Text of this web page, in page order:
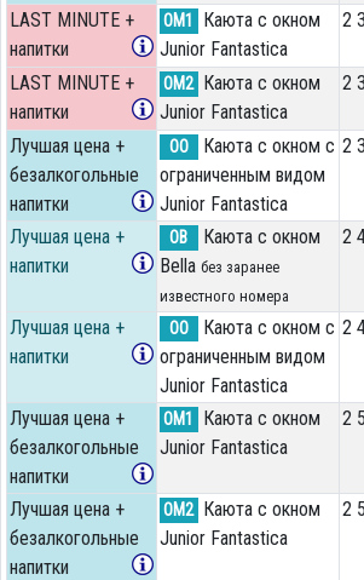
LAST MINUTE +
напитки
OM1
Каюта с окном
Junior Fantastica
2
LAST MINUTE +
напитки
OM2 Каюта с окном
Junior Fantastica
2
Лучшая цена +
безалкогольные
напитки
OO
Каюта с окном с
ограниченным видом
Junior Fantastica
2
Лучшая цена +
напитки
OB
Каюта с окном
Bella без заранее
известного номера
2
Лучшая цена +
напитки
OO
Каюта с окном с
ограниченным видом
Junior Fantastica
2
Лучшая цена +
безалкогольные
напитки
OM1
Каюта с окном
Junior Fantastica
2
Лучшая цена +
безалкогольные
напитки
OM2 Каюта с окном
Junior Fantastica
2